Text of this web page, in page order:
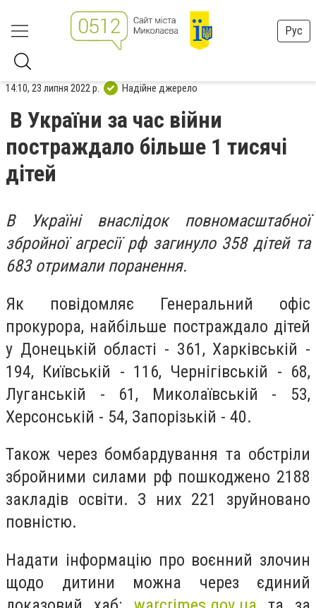
Рус
14:10, 23 липня 2022 р. Надійне джерело
В України за час війни
постраждало більше 1 тисячі
дітей
В Україні внаслідок повномасштабної
збройної агресії рф загинуло 358 дітей та
683 отримали поранення.
Як повідомляє Генеральний офіс
прокурора, найбільше постраждало дітей
у Донецькій області - 361, Харківській -
194, Київській - 116, Чернігівській - 68,
Луганській - 61, Миколаївській - 53,
Херсонській - 54, Запорізькій - 40.
Також через бомбардування та обстріли
збройними силами рф пошкоджено 2188
закладів освіти. З них 221 зруйновано
повністю.
Надати інформацію про воєнний злочин
щодо дитини можна через єдиний